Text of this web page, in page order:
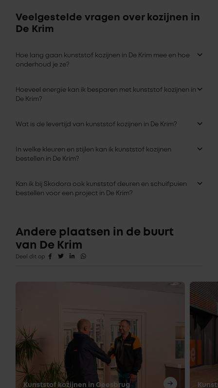
Veelgestelde vragen over kozijnen in
De Krim
Hoe lang gaan kunststof kozijnen in De Krim mee en hoe
onderhoud je ze?
Hoeveel energie kan ik besparen met kunststof kozijnen in
De Krim?
Wat is de levertijd van kunststof kozijnen in De Krim?
In welke kleuren en stijlen kan ik kunststof kozijnen
bestellen in De Krim?
Kan ik bij Skodora ook kunststof deuren en schuifpuien
bestellen voor een project in De Krim?
Andere plaatsen in de buurt
van De Krim
Deel dit op
Kunststof kozijnen in Geesbrug